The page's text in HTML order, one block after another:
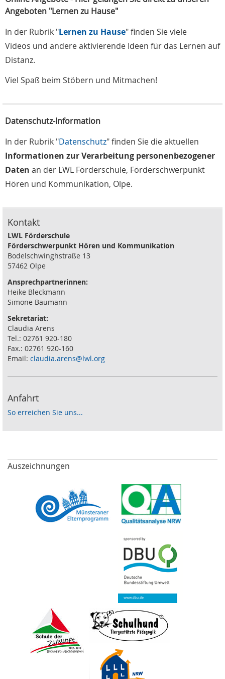
Angeboten "Lernen zu Hause"
In der Rubrik "Lernen zu Hause" finden Sie viele
Videos und andere aktivierende Ideen für das Lernen auf
Distanz.
Viel Spaß beim Stöbern und Mitmachen!
Datenschutz-Information
In der Rubrik "Datenschutz" finden Sie die aktuellen
Informationen zur Verarbeitung personenbezogener
Daten an der LWL Förderschule, Förderschwerpunkt
Hören und Kommunikation, Olpe.
Kontakt
LWL Förderschule
Förderschwerpunkt Hören und Kommunikation
Bodelschwinghstraße 13
57462 Olpe
Ansprechpartnerinnen:
Heike Bleckmann
Simone Baumann
Sekretariat:
Claudia Arens
Tel.: 02761 920-180
Fax.: 02761 920-160
Email: claudia.arens@lwl.org
Anfahrt
So erreichen Sie uns...
Auszeichnungen